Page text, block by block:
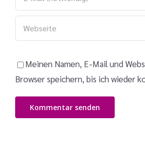
Meinen Namen, E-Mail und
Browser speichern, bis ich wieder